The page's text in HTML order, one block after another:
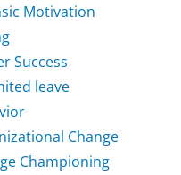
Motivation
Success
leave
Change
Championing